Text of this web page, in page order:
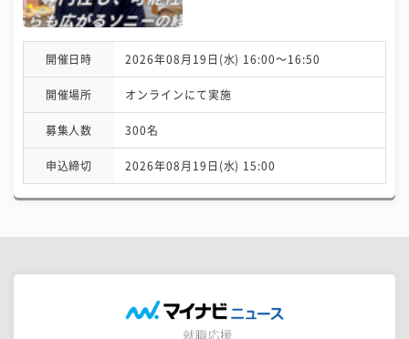
開催日時 2026年08月19日(水) 16:00〜16:50
開催場所 オンラインにて実施
募集人数 300名
申込締切 2026年08月19日(水) 15:00